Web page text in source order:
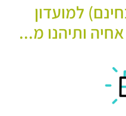
למועדון
ותיהנו מ...